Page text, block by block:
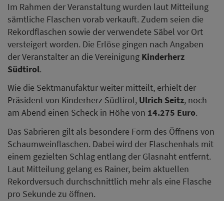
Im Rahmen der Veranstaltung wurden laut Mitteilung
sämtliche Flaschen vorab verkauft. Zudem seien die
Rekordflaschen sowie der verwendete Säbel vor Ort
versteigert worden. Die Erlöse gingen nach Angaben
der Veranstalter an die Vereinigung Kinderherz
Südtirol.
Wie die Sektmanufaktur weiter mitteilt, erhielt der
Präsident von Kinderherz Südtirol, Ulrich Seitz, noch
am Abend einen Scheck in Höhe von 14.275 Euro.
Das Sabrieren gilt als besondere Form des Öffnens von
Schaumweinflaschen. Dabei wird der Flaschenhals mit
einem gezielten Schlag entlang der Glasnaht entfernt.
Laut Mitteilung gelang es Rainer, beim aktuellen
Rekordversuch durchschnittlich mehr als eine Flasche
pro Sekunde zu öffnen.